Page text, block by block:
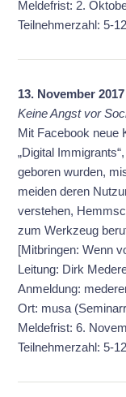
Meldefrist: 2.
Teilnehmerzahl: 5-12
13. November
Keine Angst vor
Mit Facebook neue
„Digital
geboren wurden,
meiden deren
verstehen,
zum Werkzeug
[Mitbringen: Wenn
Leitung: Dirk
Anmeldung:
Ort: musa
Meldefrist: 6.
Teilnehmerzahl: 5-12